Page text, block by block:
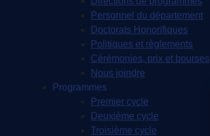
Personnel du département
Doctorats Honorifiques
Politiques et règlements
Cérémonies, prix et bourses
Nous joindre
Programmes
Premier cycle
Deuxième cycle
Troisième cycle